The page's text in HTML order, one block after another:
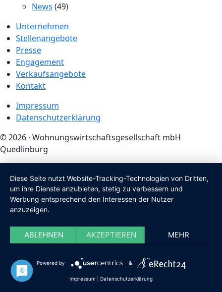
News (49)
Unternehmen
Stellenangebote
Presse
Engagement
Verkaufsangebote
Kontakt
Impressum
Datenschutzerklärung
© 2026 · Wohnungswirtschaftsgesellschaft mbH
Quedlinburg
Diese Seite nutzt Website-Tracking-Technologien von Dritten,
um ihre Dienste anzubieten, stetig zu verbessern und
Werbung entsprechend den Interessen der Nutzer
anzuzeigen.
ABLEHNEN AKZEPTIEREN MEHR
Powered by &
Impressum Datenschutzerklärung